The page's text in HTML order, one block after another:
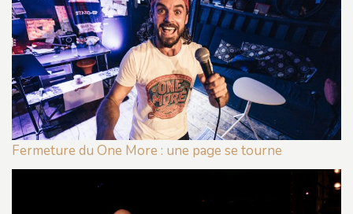
Fermeture du One More : une page se tourne